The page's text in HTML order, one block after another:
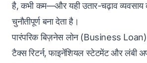
है, कभी कम—और यही उतार-चढ़ाव व्यवसाय
चुनौतीपूर्ण बना देता है।
पारंपरिक बिज़नेस लोन (Business
टैक्स रिटर्न, फाइनेंशियल स्टेटमेंट और लंबी